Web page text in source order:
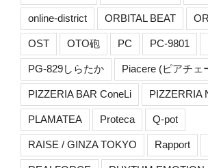
online-district ORBITAL BEAT
OST OTO砲 PC PC-9801
PG-829しらたか Piacere (ピアチェ
PIZZERIA BAR ConeLi PIZZERRIA
PLAMATEA Proteca Q-pot
RAISE / GINZA TOKYO Rapport